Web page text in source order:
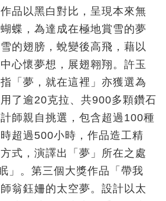
品以黑白對比，呈現本來無
蝶，為達成在極地賞雪的夢
的翅膀，蛻變後高飛，藉以
心懷夢想，展翅翱翔。許玉
「夢，就在這裡」亦獲選為
了逾20克拉、共900多顆鑽石
師親自挑選，包含超過100種
超過500小時，作品造工精
式，演譯出「夢」所在之處
」。第三個大獎作品「帶我
翁鈺姍的太空夢。設計以太